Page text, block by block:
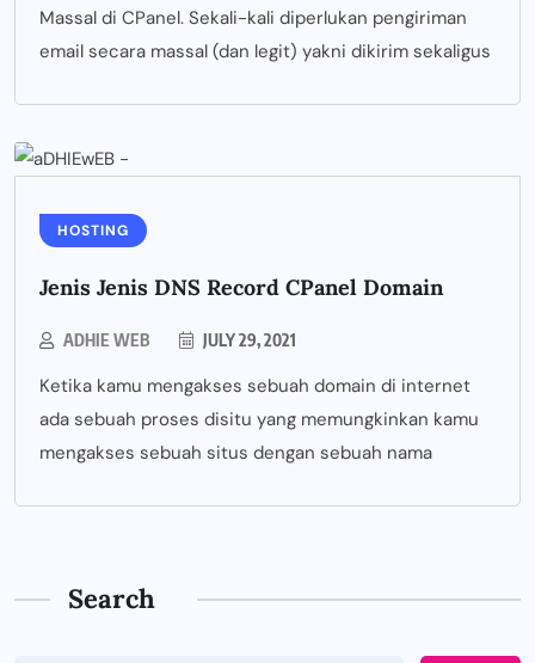
Massal di CPanel. Sekali-kali diperlukan pengiriman
email secara massal (dan legit) yakni dikirim sekaligus
HOSTING
Jenis Jenis DNS Record CPanel Domain
ADHIE WEB JULY 29, 2021
Ketika kamu mengakses sebuah domain di internet
ada sebuah proses disitu yang memungkinkan kamu
mengakses sebuah situs dengan sebuah nama
Search